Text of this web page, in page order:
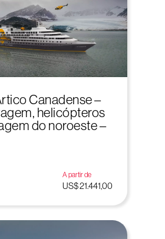
Canadense –
helicópteros
do noroeste –
A partir de
US$ 21.441,00